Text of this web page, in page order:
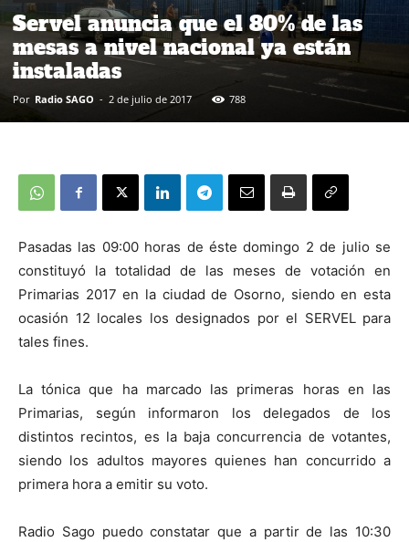
Servel anuncia que el 80% de las
mesas a nivel nacional ya están
instaladas
Por Radio SAGO - 2 de julio de 2017 788
Pasadas las 09:00 horas de éste domingo 2 de julio se
constituyó la totalidad de las meses de votación en
Primarias 2017 en la ciudad de Osorno, siendo en esta
ocasión 12 locales los designados por el SERVEL para
tales fines.
La tónica que ha marcado las primeras horas en las
Primarias, según informaron los delegados de los
distintos recintos, es la baja concurrencia de votantes,
siendo los adultos mayores quienes han concurrido a
primera hora a emitir su voto.
Radio Sago puedo constatar que a partir de las 10:30